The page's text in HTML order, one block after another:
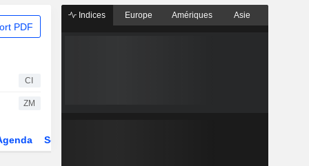
PDF
CI
ZM
Secteur
Indices Europe Amériques Asie